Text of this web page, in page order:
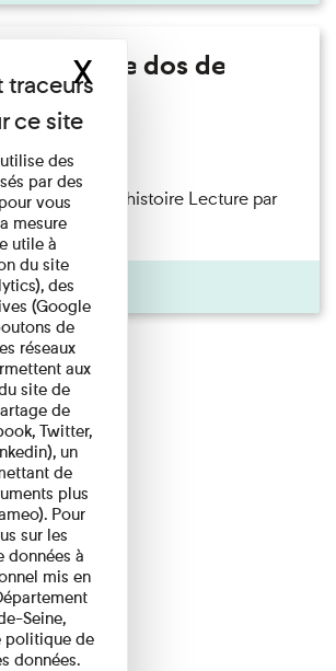
- Le dos de
— Le dos de l’histoire Lecture par
de ...
des
par des
vous
mesure
utile à
du site
des
(Google
de
réseaux
aux
site de
de
Twitter,
un
de
plus
Pour
sur les
données à
mis en
Seine,
politique de
données.
XMasquer le